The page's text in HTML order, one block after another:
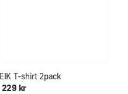
EIK T-shirt 2pack
229 kr